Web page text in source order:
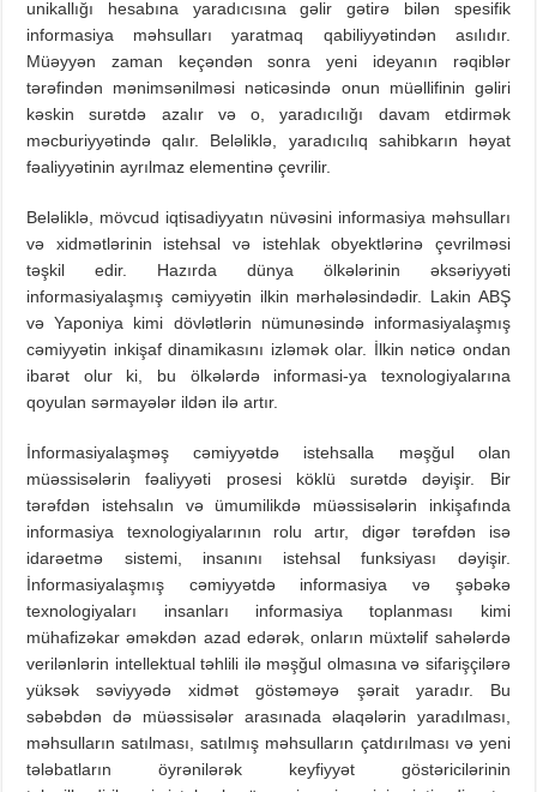
unikallığı hesabına yaradıcısına gəlir gətirə bilən spesifik
informasiya məhsulları yaratmaq qabiliyyətindən asılıdır.
Müəyyən zaman keçəndən sonra yeni ideyanın rəqiblər
tərəfindən mənimsənilməsi nəticəsində onun müəllifinin gəliri
kəskin surətdə azalır və o, yaradıcılığı davam etdirmək
məcburiyyətində qalır. Beləliklə, yaradıcılıq sahibkarın həyat
fəaliyyətinin ayrılmaz elementinə çevrilir.
Beləliklə, mövcud iqtisadiyyatın nüvəsini informasiya məhsulları
və xidmətlərinin istehsal və istehlak obyektlərinə çevrilməsi
təşkil edir. Hazırda dünya ölkələrinin əksəriyyəti
informasiyalaşmış cəmiyyətin ilkin mərhələsindədir. Lakin ABŞ
və Yaponiya kimi dövlətlərin nümunəsində informasiyalaşmış
cəmiyyətin inkişaf dinamikasını izləmək olar. İlkin nəticə ondan
ibarət olur ki, bu ölkələrdə informasi-ya texnologiyalarına
qoyulan sərmayələr ildən ilə artır.
İnformasiyalaşməş cəmiyyətdə istehsalla məşğul olan
müəssisələrin fəaliyyəti prosesi köklü surətdə dəyişir. Bir
tərəfdən istehsalın və ümumilikdə müəssisələrin inkişafında
informasiya texnologiyalarının rolu artır, digər tərəfdən isə
idarəetmə sistemi, insanını istehsal funksiyası dəyişir.
İnformasiyalaşmış cəmiyyətdə informasiya və şəbəkə
texnologiyaları insanları informasiya toplanması kimi
mühafizəkar əməkdən azad edərək, onların müxtəlif sahələrdə
verilənlərin intellektual təhlili ilə məşğul olmasına və sifarişçilərə
yüksək səviyyədə xidmət göstəməyə şərait yaradır. Bu
səbəbdən də müəssisələr arasınada əlaqələrin yaradılması,
məhsulların satılması, satılmış məhsulların çatdırılması və yeni
tələbatların öyrənilərək keyfiyyət göstəricilərinin